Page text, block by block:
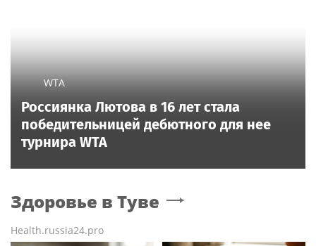
WTA
Россиянка Лютова в 16 лет стала
победительницей дебютного для нее
турнира WTA
Здоровье в Туве
Health.russia24.pro